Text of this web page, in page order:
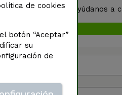
475.252firmas. ¡Ayúdanos a
de cookies
botón “Aceptar”
su
de